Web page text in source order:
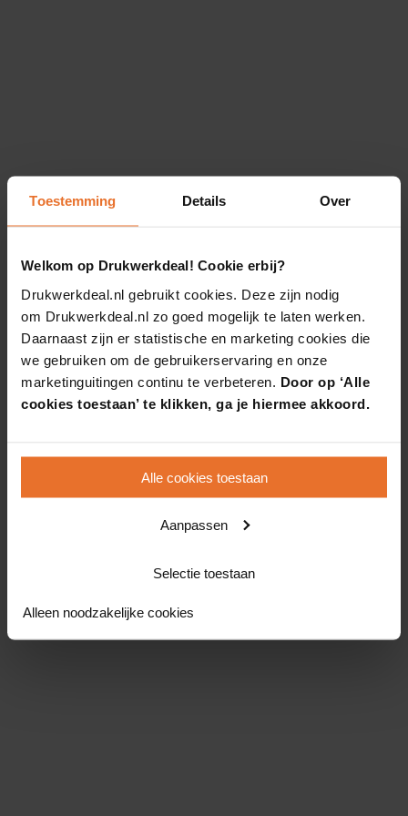
Toestemming Details Over
Welkom op Drukwerkdeal! Cookie erbij?
Drukwerkdeal.nl gebruikt cookies. Deze zijn nodig
om Drukwerkdeal.nl zo goed mogelijk te laten werken.
Daarnaast zijn er statistische en marketing cookies die
we gebruiken om de gebruikerservaring en onze
marketinguitingen continu te verbeteren. Door op ‘Alle
cookies toestaan’ te klikken, ga je hiermee akkoord.
Alle cookies toestaan
Aanpassen
Selectie toestaan
Alleen noodzakelijke cookies